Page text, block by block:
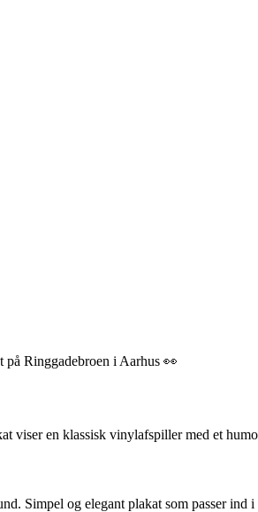
Ringgadebroen i Aarhus 👀
viser en klassisk vinylafspiller med et
Simpel og elegant plakat som passer ind